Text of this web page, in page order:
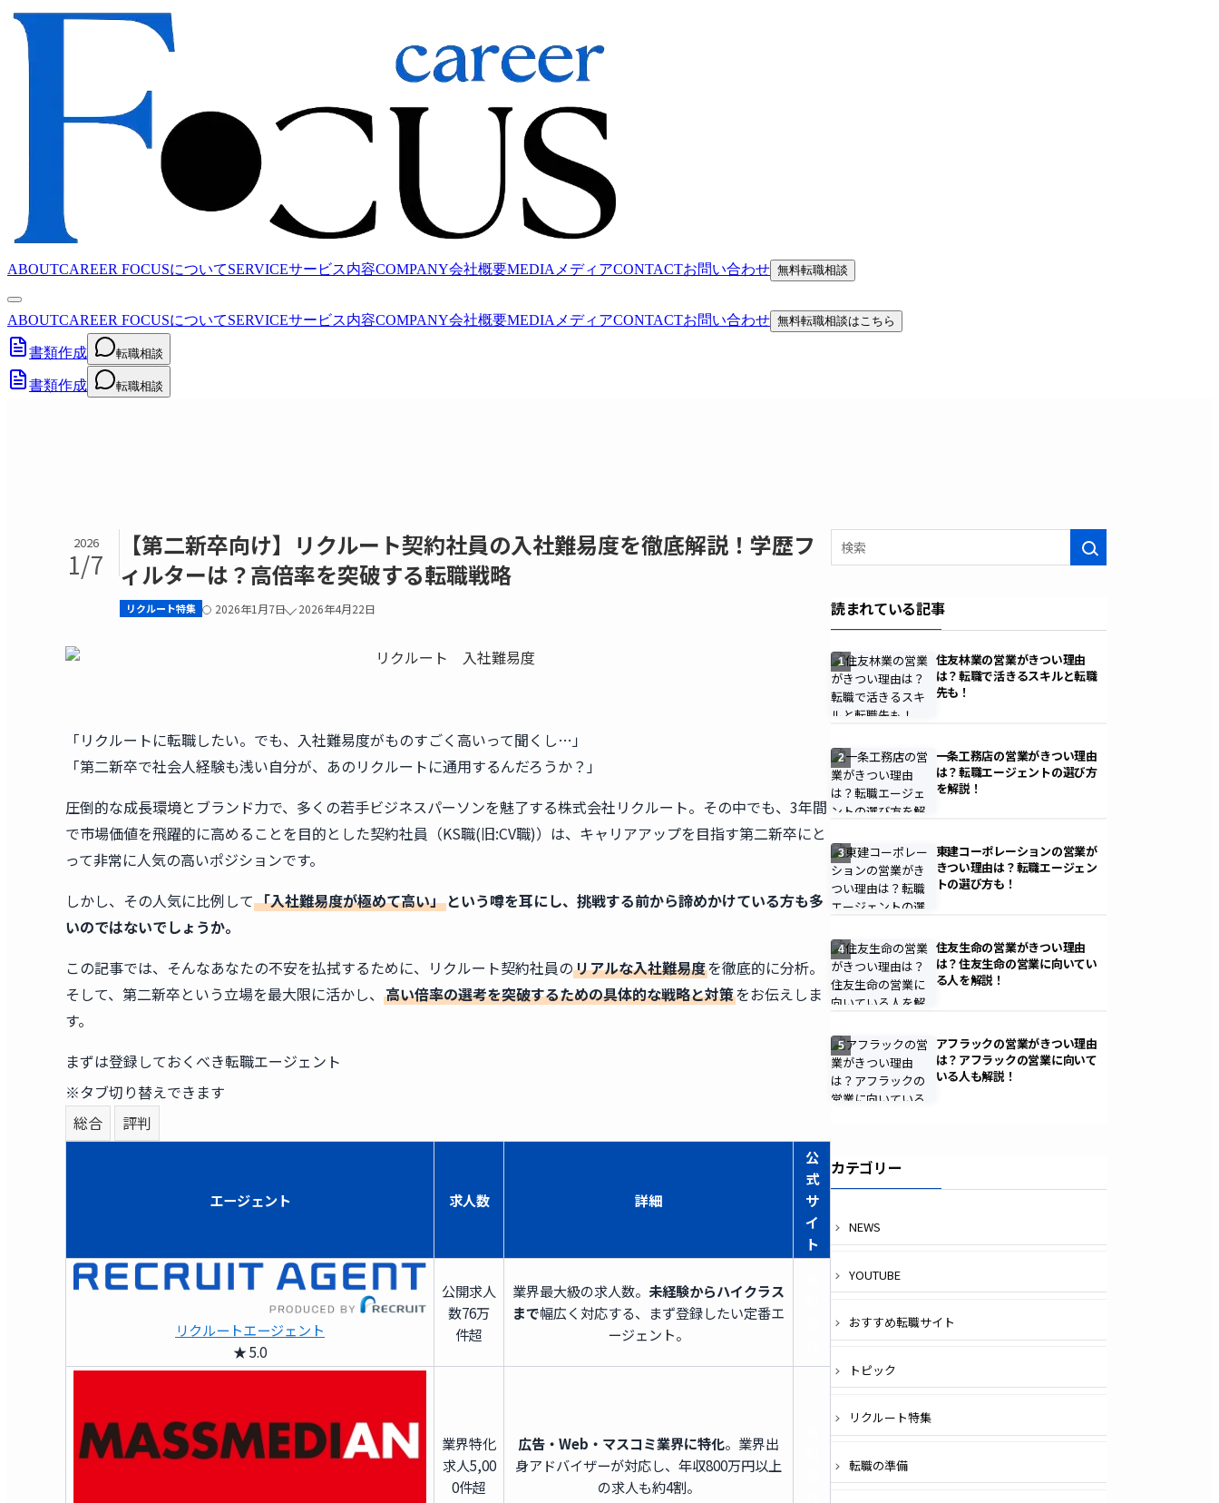
ABOUTCAREER FOCUSについてSERVICEサービス内容COMPANY会社概要MEDIA メディアCONTACTお問い合わせ 無料転職相談
ABOUTCAREER FOCUSについてSERVICEサービス内容COMPANY会社概要MEDIA メディアCONTACTお問い合わせ 無料転職相談はこちら
書類作成 転職相談
書類作成 転職相談
2026
1/7
【第二新卒向け】リクルート契約社員の入社難易度を徹底解説！学歴フ
ィルターは？高倍率を突破する転職戦略
リクルート特集 2026年1月7日 2026年4月22日
「リクルートに転職したい。でも、入社難易度がものすごく高いって聞くし…」
「第二新卒で社会人経験も浅い自分が、あのリクルートに通用するんだろうか？」
圧倒的な成長環境とブランド力で、多くの若手ビジネスパーソンを魅了する株式会社リクルート。その中でも、3年間
で市場価値を飛躍的に高めることを目的とした契約社員（KS職(旧:CV職)）は、キャリアアップを目指す第二新卒にと
って非常に人気の高いポジションです。
しかし、その人気に比例して「入社難易度が極めて高い」 という噂を耳にし、挑戦する前から諦めかけている方も多
いのではないでしょうか。
この記事では、そんなあなたの不安を払拭するために、リクルート契約社員のリアルな入社難易度を徹底的に分析。
そして、第二新卒という立場を最大限に活かし、 高い倍率の選考を突破するための具体的な戦略と対策をお伝えしま
す。
まずは登録しておくべき転職エージェント
※タブ切り替えできます
総合
評判
エージェント 求人数 詳細
公
式
サ
イ
ト
リクルートエージェント
★ 5.0
公開求人
数76万
件超
業界最大級の求人数。 未経験からハイクラス
まで幅広く対応する、まず登録したい定番エ
ージェント。
業界特化
求人5,00
0件超
広告・Web・マスコミ業界に特化。業界出
身アドバイザーが対応し、年収800万円以上
の求人も約4割。
検索
読まれている記事
1
住友林業の営業がきつい理由
は？転職で活きるスキルと転職
先も！
2
一条工務店の営業がきつい理由
は？転職エージェントの選び方
を解説！
3
東建コーポレーションの営業が
きつい理由は？転職エージェン
トの選び方も！
4
住友生命の営業がきつい理由
は？住友生命の営業に向いてい
る人を解説！
5
アフラックの営業がきつい理由
は？アフラックの営業に向いて
いる人も解説！
カテゴリー
NEWS
YOUTUBE
おすすめ転職サイト
トピック
リクルート特集
転職の準備